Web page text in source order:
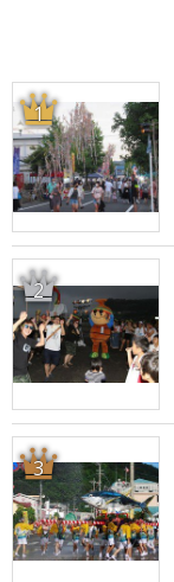
1
2
3